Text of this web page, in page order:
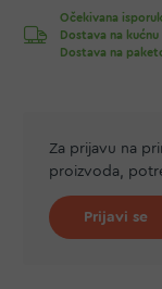
Očekivana
Dostava na kućnu
Dostava na
Za prijavu na
proizvoda,
Prijavi se